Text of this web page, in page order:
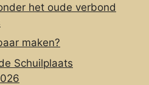
het oude verbond
maken?
Schuilplaats